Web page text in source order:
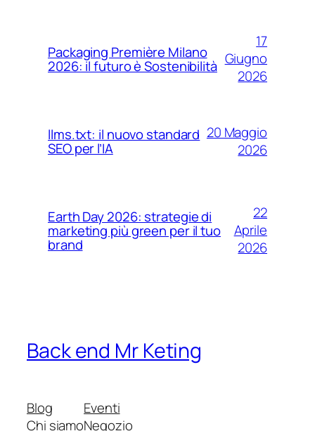
Packaging Première Milano
2026: il futuro è Sostenibilità
17
Giugno
2026
llms.txt: il nuovo standard
SEO per l’IA
20 Maggio
2026
Earth Day 2026: strategie di
marketing più green per il tuo
brand
22
Aprile
2026
Back end Mr Keting
Blog
Chi siamo
Eventi
Negozio